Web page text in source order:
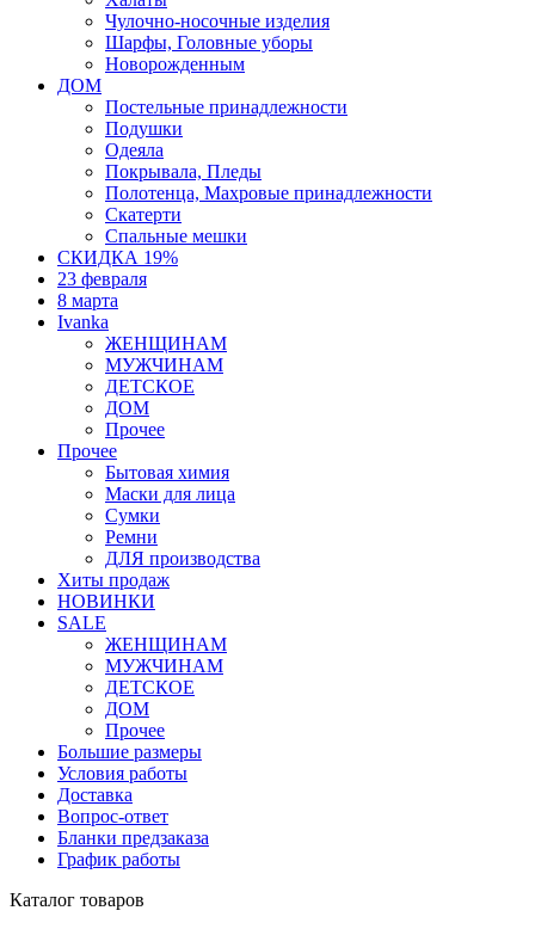
Чулочно-носочные изделия
Шарфы, Головные уборы
Новорожденным
ДОМ
Постельные принадлежности
Подушки
Одеяла
Покрывала, Пледы
Полотенца, Махровые принадлежности
Скатерти
Спальные мешки
СКИДКА 19%
23 февраля
8 марта
Ivanka
ЖЕНЩИНАМ
МУЖЧИНАМ
ДЕТСКОЕ
ДОМ
Прочее
Прочее
Бытовая химия
Маски для лица
Сумки
Ремни
ДЛЯ производства
Хиты продаж
НОВИНКИ
SALE
ЖЕНЩИНАМ
МУЖЧИНАМ
ДЕТСКОЕ
ДОМ
Прочее
Большие размеры
Условия работы
Доставка
Вопрос-ответ
Бланки предзаказа
График работы
Каталог товаров